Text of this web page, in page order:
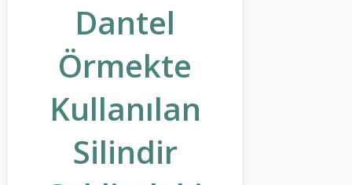
Dantel
Örmekte
Kullanılan
Silindir